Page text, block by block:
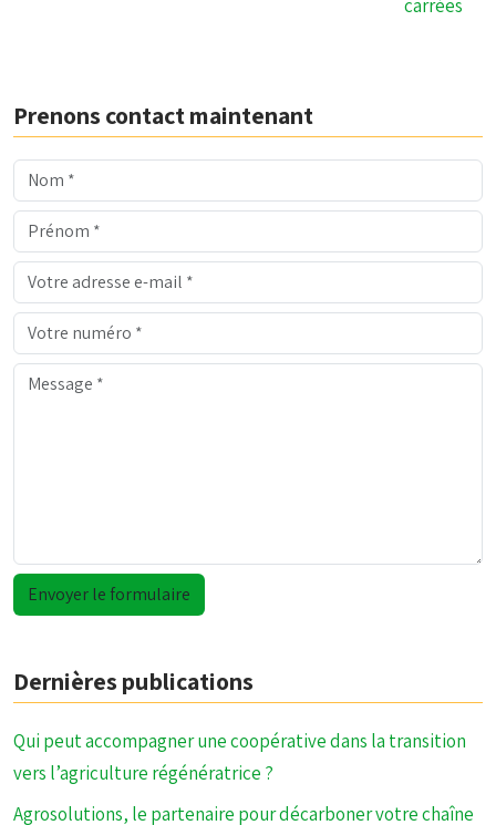
carrées
Prenons contact maintenant
Dernières publications
Qui peut accompagner une coopérative dans la transition
vers l’agriculture régénératrice ?
Agrosolutions, le partenaire pour décarboner votre chaîne